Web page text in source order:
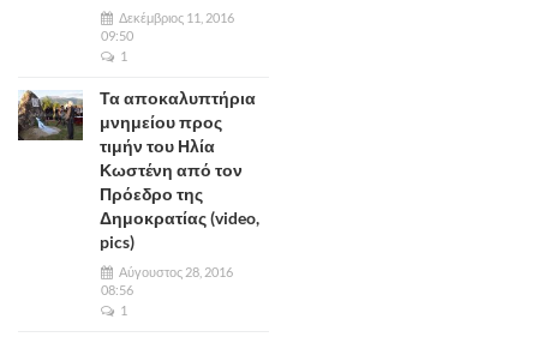
Δεκέμβριος 11, 2016
09:50
1
Τα αποκαλυπτήρια
μνημείου προς
τιμήν του Ηλία
Κωστένη από τον
Πρόεδρο της
Δημοκρατίας (video,
pics)
Αύγουστος 28, 2016
08:56
1